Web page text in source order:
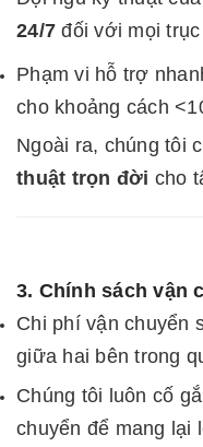
24/7 đối với mọi
Phạm vi hỗ trợ
cho khoảng cách
Ngoài ra, chúng tôi
thuật trọn đời cho
3. Chính sách vận
Chi phí vận chuyển
giữa hai bên trong
Chúng tôi luôn cố
chuyển để mang lại